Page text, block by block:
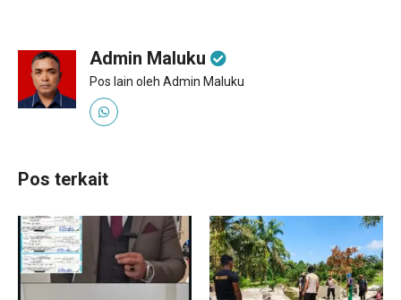
Admin Maluku
Pos lain oleh Admin Maluku
Pos terkait